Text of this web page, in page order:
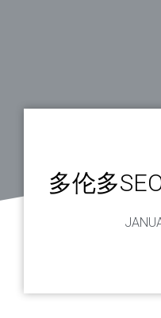
多伦多